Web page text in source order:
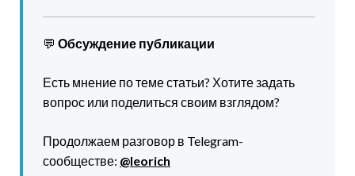
💬 Обсуждение публикации
Есть мнение по теме статьи? Хотите задать
вопрос или поделиться своим взглядом?
Продолжаем разговор в Telegram-
сообществе: @leorich